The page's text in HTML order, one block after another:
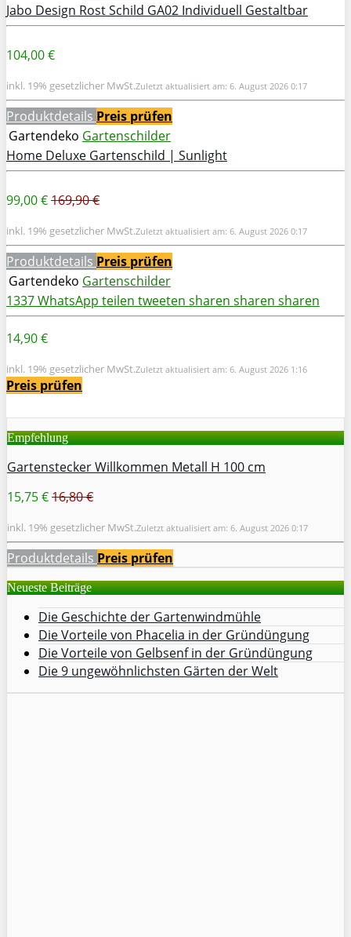
Jabo Design Rost Schild GA02 Individuell Gestaltbar
104,00 €
inkl. 19% gesetzlicher MwSt.Zuletzt aktualisiert am: 6. August 2026 0:17
Produktdetails Preis prüfen
Gartendeko Gartenschilder
Home Deluxe Gartenschild | Sunlight
99,00 €169,90 €
inkl. 19% gesetzlicher MwSt.Zuletzt aktualisiert am: 6. August 2026 0:17
Produktdetails Preis prüfen
Gartendeko Gartenschilder
1337WhatsApp teilen tweeten sharen sharen sharen
14,90 €
inkl. 19% gesetzlicher MwSt.Zuletzt aktualisiert am: 6. August 2026 1:16
Preis prüfen
Empfehlung
Gartenstecker Willkommen Metall H 100 cm
15,75 €16,80 €
inkl. 19% gesetzlicher MwSt.Zuletzt aktualisiert am: 6. August 2026 0:17
Produktdetails Preis prüfen
Neueste Beiträge
Die Geschichte der Gartenwindmühle
Die Vorteile von Phacelia in der Gründüngung
Die Vorteile von Gelbsenf in der Gründüngung
Die 9 ungewöhnlichsten Gärten der Welt